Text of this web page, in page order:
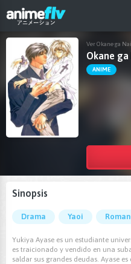
Ver Okane ga
Okane ga
ANIME
Sinopsis
Drama Yaoi
Yukiya Ayase es un estudiante
es traicionado y vendido en una
saldar sus grandes deudas. Ayase